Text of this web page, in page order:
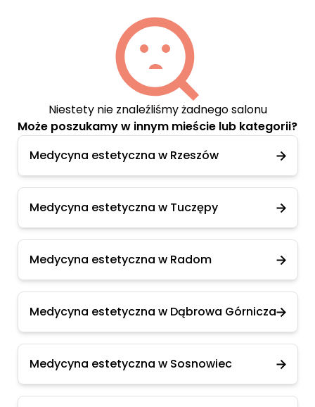
Niestety nie znaleźliśmy żadnego salonu
Może poszukamy w innym mieście lub kategorii?
Medycyna estetyczna w Rzeszów
Medycyna estetyczna w Tuczępy
Medycyna estetyczna w Radom
Medycyna estetyczna w Dąbrowa Górnicza
Medycyna estetyczna w Sosnowiec